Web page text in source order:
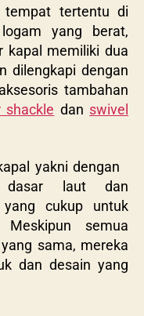
tempat tertentu di
yang berat,
kapal memiliki dua
dilengkapi dengan
tambahan
shackle dan swivel
yakni dengan
dasar laut dan
cukup untuk
semua
sama, mereka
dan desain yang